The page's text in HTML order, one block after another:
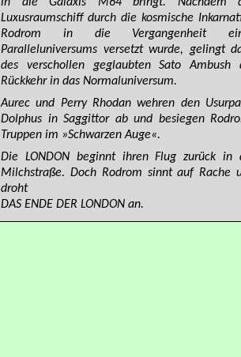
Luxusraumschiff durch die kosmische
Rodrom in die Vergangenheit
Paralleluniversums versetzt wurde, gelingt
des verschollen geglaubten Sato Ambush
Rückkehr in das Normaluniversum.
Aurec und Perry Rhodan wehren den
Dolphus in Saggittor ab und besiegen
Truppen im »Schwarzen Auge«.
Die LONDON beginnt ihren Flug zurück in
Milchstraße. Doch Rodrom sinnt auf Rache
droht
DAS ENDE DER LONDON an.